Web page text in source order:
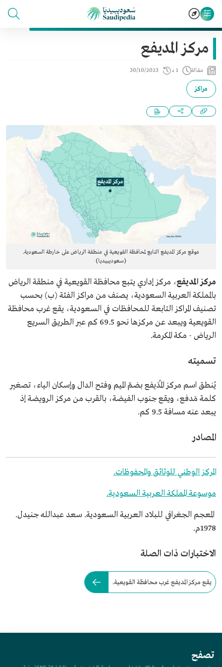
مركز المديفع
مقالة 1 د 30/10/2023
مراكز
موقع مركز المديفع التابع لمحافظة القويعية في منطقة الرياض على خارطة السعودية.
(سعوديبيديا)
مركز المديفع، مركز إداري يتبع محافظة القويعية في منطقة الرياض
بالمملكة العربية السعودية، يصنف من مراكز الفئة (ب) بحسب
تصنيف المراكز التابعة للمحافظات في السعودية، يقع غرب محافظة
القويعية ويبعد عن مركزها نحو 69.5 كم عبر الطريق السريع
الرياض - مكة المكرمة.
تسميته
يُنطق اسم مركز المُدَيفع بضمّ الميم وفتح الدال وإسكان الياء، تصغير
كلمة مَدفع، ويقع جنوب الفيضة، بالقرب من مركز الرويضة إذ
يبعد عنه مسافة 9.5 كم.
المصادر
المركز الوطني للوثائق والمحفوظات.
موسوعة المملكة العربية السعودية.
المعجم الجغرافي للبلاد العربية السعودية. سعد عبدالله جنيدل.
1978م.
الاختبارات ذات الصلة
يقع مركز المديفع غرب محافظة القويعية.
تصفح